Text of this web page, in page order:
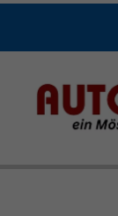
Ford Kuga